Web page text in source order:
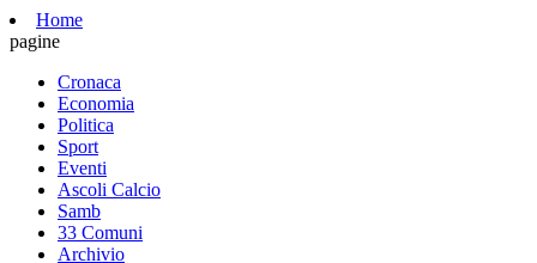
Home
pagine
Cronaca
Economia
Politica
Sport
Eventi
Ascoli Calcio
Samb
33 Comuni
Archivio